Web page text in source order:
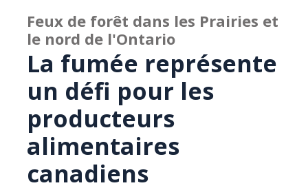
Feux de forêt dans les Prairies et
le nord de l'Ontario
La fumée représente
un défi pour les
producteurs
alimentaires
canadiens